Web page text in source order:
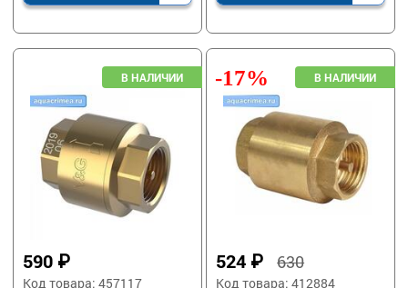
590 ₽
Код товара: 457117
524 ₽630
Код товара: 412884
-17%